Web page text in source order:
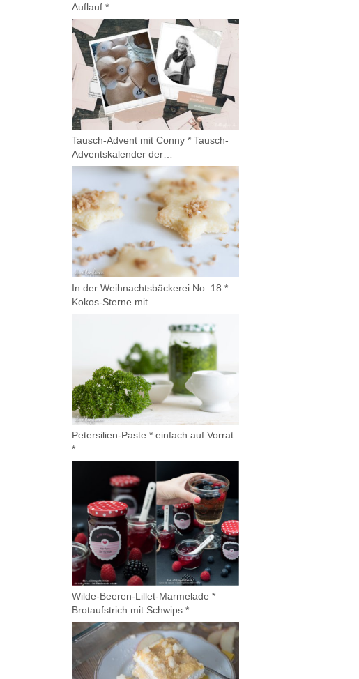
Auflauf *
Tausch-Advent mit Conny * Tausch-
Adventskalender der…
In der Weihnachtsbäckerei No. 18 *
Kokos-Sterne mit…
Petersilien-Paste * einfach auf Vorrat
*
Wilde-Beeren-Lillet-Marmelade *
Brotaufstrich mit Schwips *